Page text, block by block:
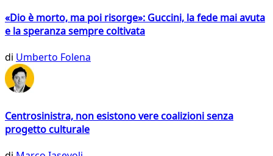
«Dio è morto, ma poi risorge»: Guccini, la fede mai avuta
e la speranza sempre coltivata
di Umberto Folena
Centrosinistra, non esistono vere coalizioni senza
progetto culturale